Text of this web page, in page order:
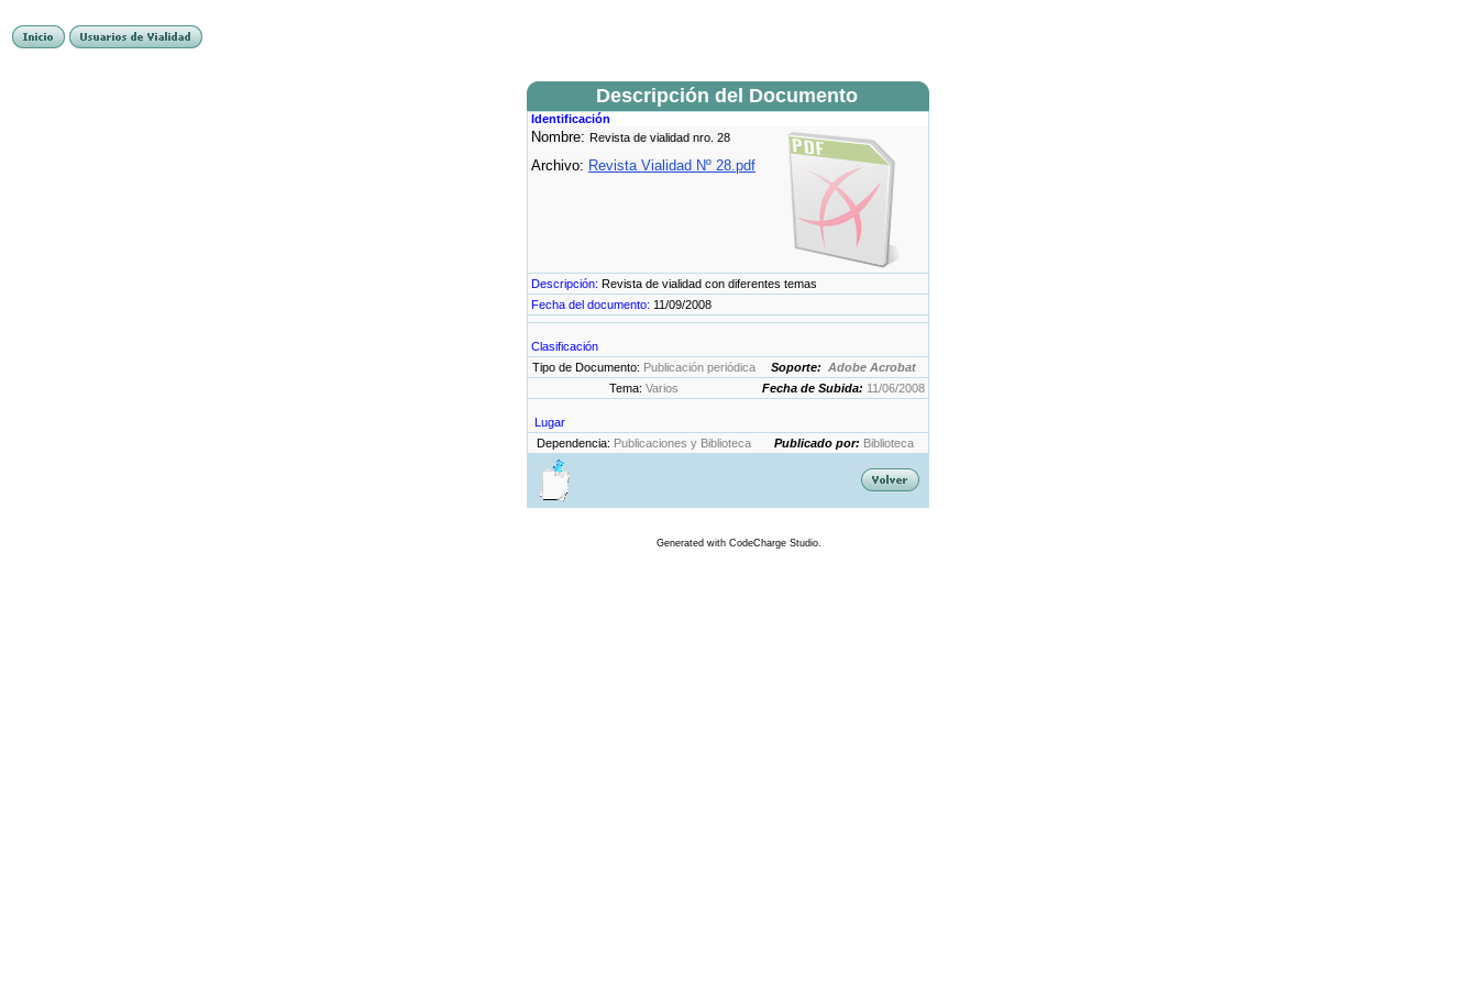
Descripción del Documento
Identificación
Nombre: Revista de vialidad nro. 28
Archivo: Revista Vialidad Nº 28.pdf
Descripción: Revista de vialidad con diferentes temas
Fecha del documento: 11/09/2008
Clasificación
Tipo de Documento: Publicación periódica Soporte: Adobe Acrobat
Tema: Varios Fecha de Subida: 11/06/2008
Lugar
Dependencia: Publicaciones y Biblioteca Publicado por: Biblioteca
Generated with CodeCharge Studio.